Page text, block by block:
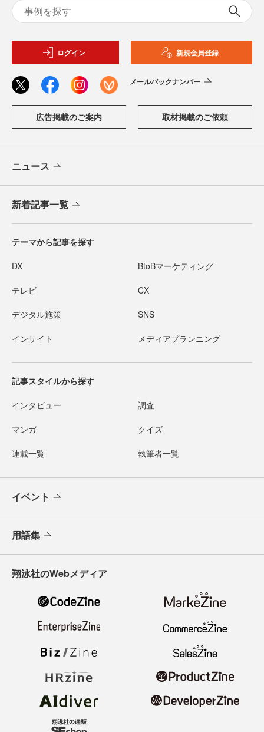
ログイン 新規会員登録
メールバックナンバー
広告掲載のご案内 取材掲載のご依頼
ニュース
新着記事一覧
テーマから記事を探す
DX BtoBマーケティング
テレビ CX
デジタル施策 SNS
インサイト メディアプランニング
記事スタイルから探す
インタビュー 調査
マンガ クイズ
連載一覧 執筆者一覧
イベント
用語集
翔泳社のWebメディア